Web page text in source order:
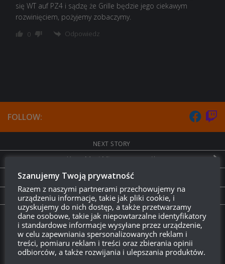
się WT auf PZ4 i sądzę że Grille będzie jego ciekawym
rozwinięciem, pożyjemy zobaczymy.
0 Odpowiedz
FOLLOW:
NEXT STORY
Kuro Mori Mine – szczegóły
PREVIOUS STORY
Chcecie nas poznać ?
Twitch.tv - Zurugula
Szanujemy Twoją prywatność
Razem z naszymi partnerami przechowujemy na
urządzeniu informacje, takie jak pliki cookie, i
uzyskujemy do nich dostęp, a także przetwarzamy
dane osobowe, takie jak niepowtarzalne identyfikatory
i standardowe informacje wysyłane przez urządzenie,
w celu zapewniania spersonalizowanych reklam i
treści, pomiaru reklam i treści oraz zbierania opinii
odbiorców, a także rozwijania i ulepszania produktów.